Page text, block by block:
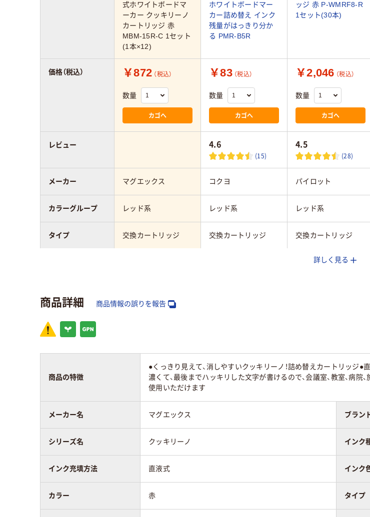
式ホワイトボードマ
ーカー クッキリーノ
カートリッジ 赤
MBM-15R-C 1セット
(1本×12)
ホワイトボードマー
カー詰め替え インク
残量がはっきり分か
る PMR-B5R
ッジ 赤 P-WMRF8-R
1セット(30本)
￥872 （税込）
数量
カゴへ
￥83 （税込）
数量
カゴへ
￥2,046 （税込）
数量
カゴへ
4.6
(15)
4.5
(28)
マグエックス コクヨ パイロット
レッド系 レッド系 レッド系
交換カートリッジ 交換カートリッジ 交換カートリッジ
アルコール系油性顔
直液式
価格（税込）
レビュー
メーカー
カラーグループ
タイプ
インク充填方法
アスクル商品環境
スコア
詳しく見る
商品詳細 商品情報の誤りを報告
商品の特徴
●くっきり見えて、消しやすいクッキリーノ！詰め替えカートリッ
濃くて、最後までハッキリした文字が書けるので、会議室、教室、病
使用いただけます
メーカー名 マグエックス ブラン
シリーズ名 クッキリーノ インク
インク充填方法 直液式 インク
カラー 赤 タイプ